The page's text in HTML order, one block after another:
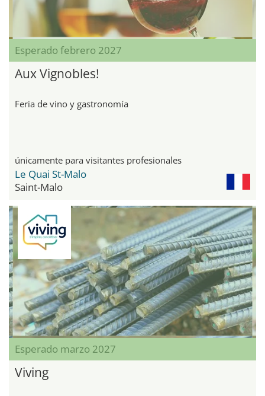
Esperado febrero 2027
Aux Vignobles!
Feria de vino y gastronomía
únicamente para visitantes profesionales
Le Quai St-Malo
Saint-Malo
Esperado marzo 2027
Viving